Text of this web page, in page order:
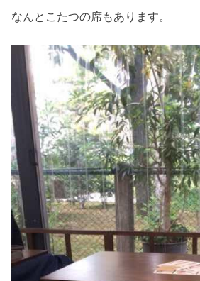
なんとこたつの席もあります。